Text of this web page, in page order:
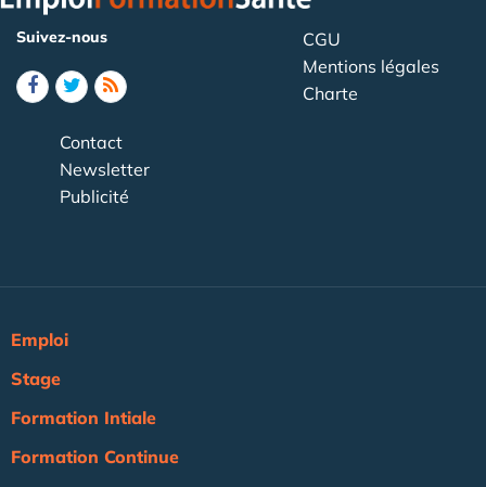
Suivez-nous
CGU
Mentions légales
Charte
Contact
Newsletter
Publicité
Emploi
Stage
Formation Intiale
Formation Continue